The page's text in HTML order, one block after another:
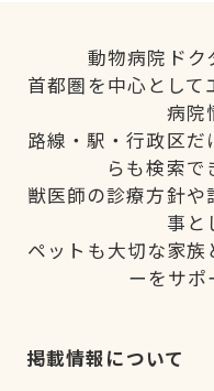
動物病院ドク
首都圏を中心とし
病院
路線・駅・行政区
らも検索で
獣医師の診療方針
事と
ペットも大切な家
ーをサポ
掲載情報について